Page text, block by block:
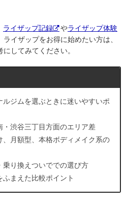
ライザップ記録 やライザップ体験
イザップをお得に始めたい方は、
にしてみてください。
ジムを選ぶときに迷いやすいポ
・渋谷三丁目方面のエリア差
、月額型、本格ボディメイク系の
乗り換えついででの選び方
まえた比較ポイント